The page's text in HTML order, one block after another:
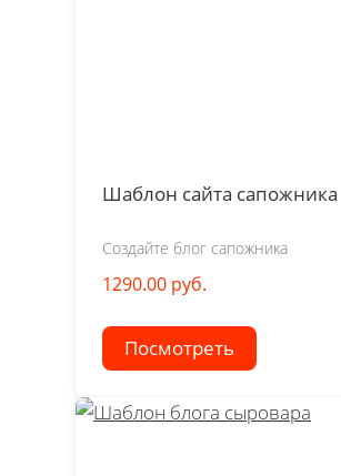
Шаблон сайта сапожника
Создайте блог сапожника
1290.00 руб.
Посмотреть